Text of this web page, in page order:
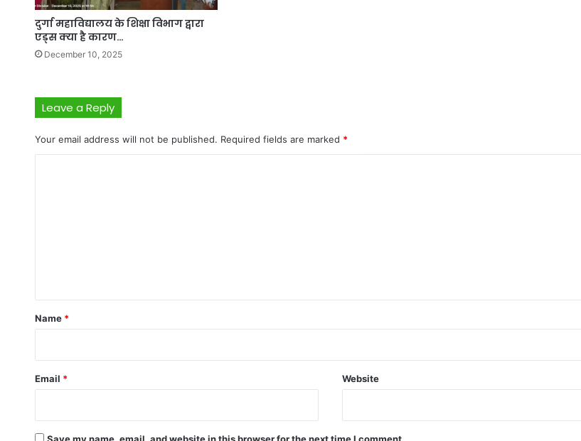
दुर्गा महाविद्यालय के शिक्षा विभाग द्वारा
एड्स क्या है कारण…
December 10, 2025
Leave a Reply
Your email address will not be published. Required fields are marked *
*
Name *
Email * Website